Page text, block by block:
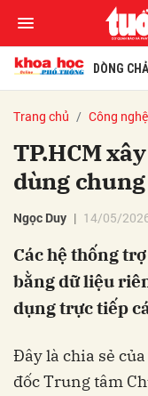
DÒNG
Trang chủ Công nghệ
TP.HCM
dùng chung
Ngọc Duy 14/05/
Các hệ thống
bằng dữ liệu
dụng trực tiếp
Đây là chia sẻ
đốc Trung tâm